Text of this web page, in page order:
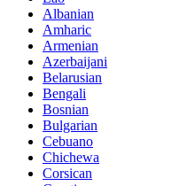
Albanian
Amharic
Armenian
Azerbaijani
Belarusian
Bengali
Bosnian
Bulgarian
Cebuano
Chichewa
Corsican